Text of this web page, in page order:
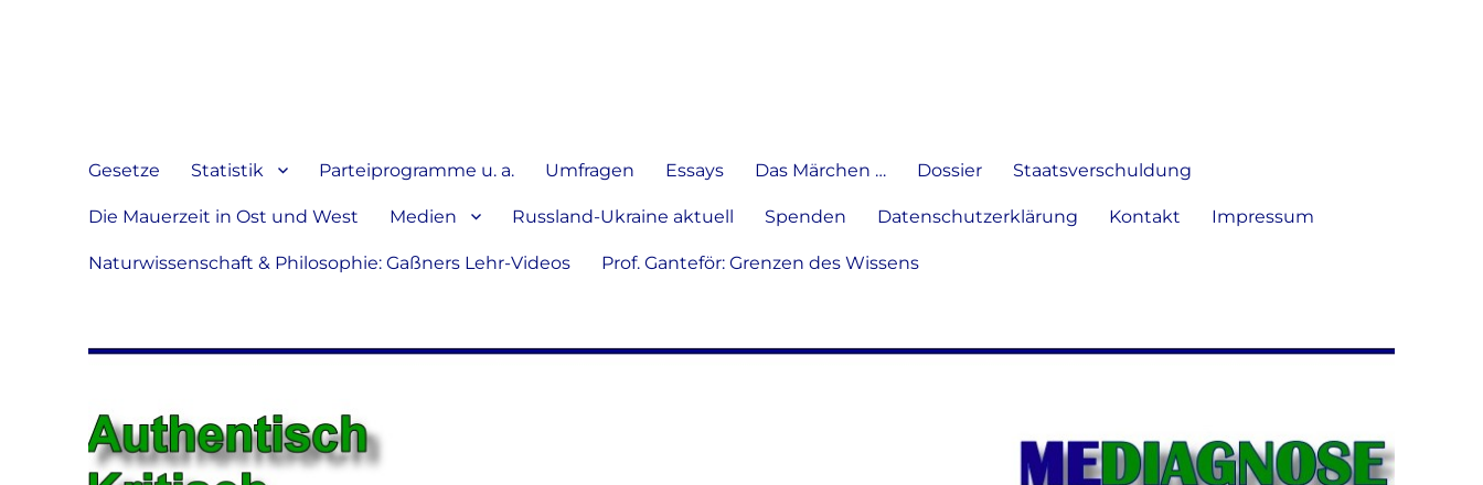
verbreiten
Gesetze Statistik Parteiprogramme u. a. Umfragen Essays Das Märchen … Dossier Staatsverschuldung
Die Mauerzeit in Ost und West Medien Russland-Ukraine aktuell Spenden Datenschutzerklärung Kontakt Impressum
Naturwissenschaft & Philosophie: Gaßners Lehr-Videos Prof. Ganteför: Grenzen des Wissens